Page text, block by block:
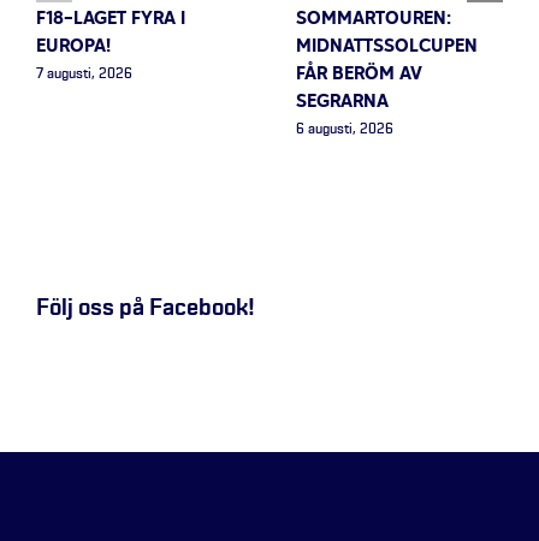
F18-LAGET FYRA I
EUROPA!
7 augusti, 2026
SOMMARTOUREN:
MIDNATTSSOLCUPEN
FÅR BERÖM AV
SEGRARNA
6 augusti, 2026
Följ oss på Facebook!